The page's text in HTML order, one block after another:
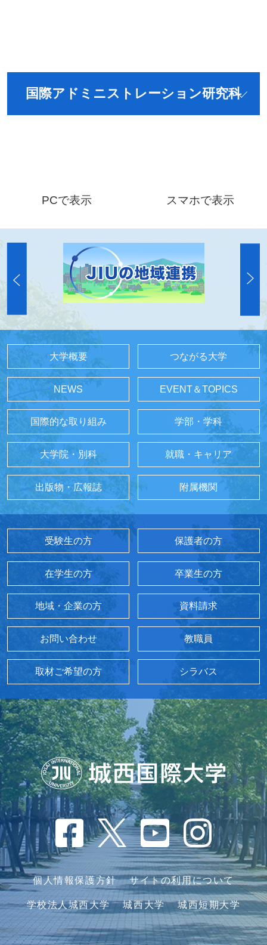
国際アドミニストレーション研究科
PCで表示 スマホで表示
大学概要 つながる大学
NEWS EVENT＆TOPICS
国際的な取り組み 学部・学科
大学院・別科 就職・キャリア
出版物・広報誌 附属機関
受験生の方 保護者の方
在学生の方 卒業生の方
地域・企業の方 資料請求
お問い合わせ 教職員
取材ご希望の方 シラバス
個人情報保護方針 サイトの利用について
学校法人城西大学 城西大学 城西短期大学